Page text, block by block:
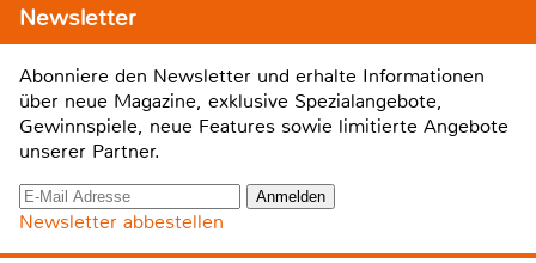
Newsletter
Abonniere den Newsletter und erhalte Informationen
über neue Magazine, exklusive Spezialangebote,
Gewinnspiele, neue Features sowie limitierte Angebote
unserer Partner.
Newsletter abbestellen